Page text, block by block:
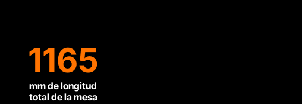
1165
mm de longitud
total de la mesa